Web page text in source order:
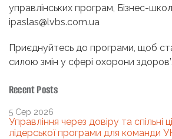
управлінських програм, Бізнес-
ipaslas@lvbs.com.ua
Приєднуйтесь до програми, щоб
силою змін у сфері охорони
Recent Posts
Управління через довіру та спільні
лідерської програми для команди
5 Сер 2026